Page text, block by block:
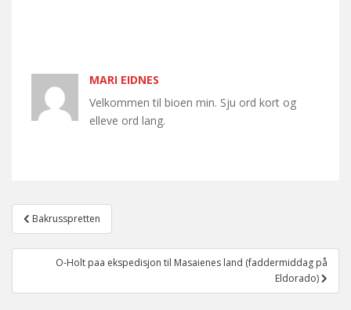
MARI EIDNES
Velkommen til bioen min. Sju ord kort og
elleve ord lang.
Post
navigation
Bakrusspretten
O-Holt paa ekspedisjon til Masaienes land (faddermiddag på
Eldorado)